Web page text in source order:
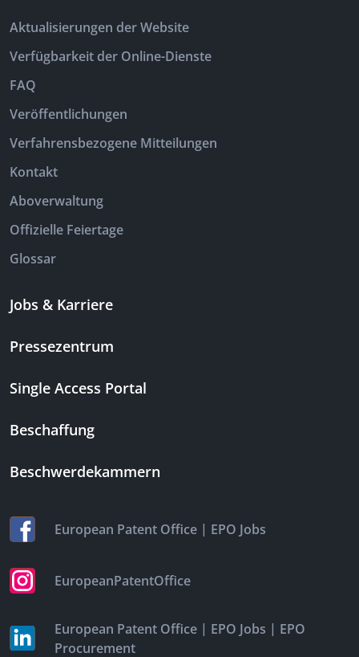
Aktualisierungen der Website
Verfügbarkeit der Online-Dienste
FAQ
Veröffentlichungen
Verfahrensbezogene Mitteilungen
Kontakt
Aboverwaltung
Offizielle Feiertage
Glossar
Jobs & Karriere
Pressezentrum
Single Access Portal
Beschaffung
Beschwerdekammern
European Patent Office | EPO Jobs
EuropeanPatentOffice
European Patent Office | EPO Jobs | EPO
Procurement